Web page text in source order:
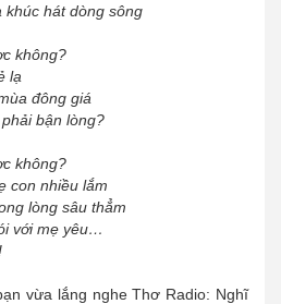
hát dòng sông
không?
lạ
đông giá
bận lòng?
không?
con nhiều lắm
lòng sâu thẳm
với mẹ yêu…
vừa lắng nghe Thơ Radio: Nghĩ